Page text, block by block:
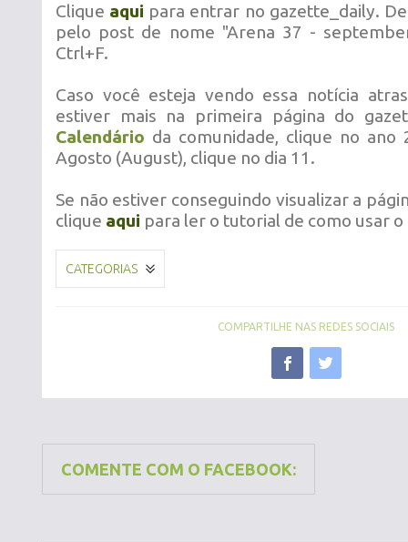
Clique aqui para entrar no gazette_daily.
pelo post de nome "Arena 37 -
Ctrl+F.
Caso você esteja vendo essa notícia
estiver mais na primeira página do
Calendário da comunidade, clique no
Agosto (August), clique no dia 11.
Se não estiver conseguindo visualizar a
clique aqui para ler o tutorial de como usar
CATEGORIAS
COMPARTILHE NAS REDES SOCIAIS
COMENTE COM O FACEBOOK: